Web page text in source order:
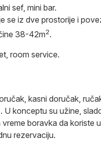
sef, mini bar.
se iz dve prostorije i
38-42m2.
room service.
kasni doručak,
U konceptu su užine,
boravka da koriste
rezervaciju.